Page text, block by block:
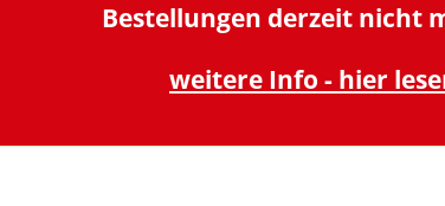
Bestellungen derzeit nicht
weitere Info - hier